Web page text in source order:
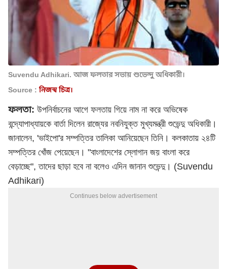
Suvendu Adhikari. আজ ফলতার সভায় শুভেন্দু অধিকারী।
Source :নিজস্ব চিত্র।
ফলতা: উপনির্বাচনের আগে ফলতায় গিয়ে নাম না করে অভিষেক
বন্দ্যোপাধ্যায়কে বার্তা দিলেন রাজ্যের নবনিযুক্ত মুখ্যমন্ত্রীশুভেন্দু অধিকারী।
জানালেন, 'ভাইপো'র সম্পত্তির তালিকা আনিয়েছেন তিনি। কলকাতায় ২৪টি
সম্পত্তির খোঁজ পেয়েছেন। "বাংলাদেশের স্লোগান জয় বাংলা করে
বেড়াচ্ছে", তাদের ছাড়া হবে না বলেও এদিন জানান শুভেন্দু। (Suvendu
Adhikari)
Continues below advertisement